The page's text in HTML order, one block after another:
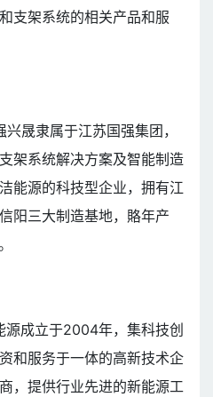
支架系统的相关产品和服
晟隶属于江苏国强集团，
架系统解决方案及智能制造
能源的科技型企业，拥有江
阳三大制造基地，賂年产
源成立于2004年，集科技创
和服务于一体的高新技术企
，提供行业先进的新能源工